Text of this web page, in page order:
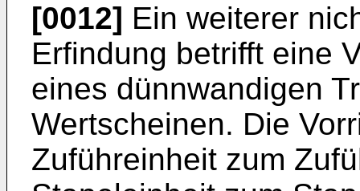
[0012] Ein weiterer
Erfindung betrifft eine
eines dünnwandigen
Wertscheinen. Die
Zuführeinheit zum